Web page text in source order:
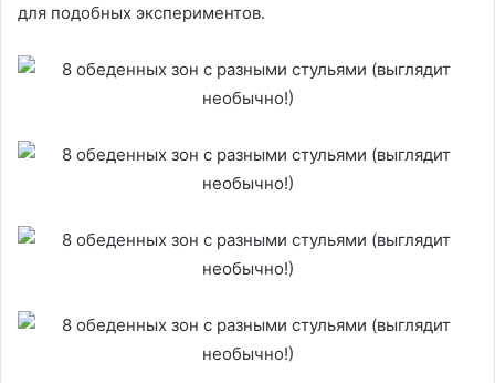
для подобных экспериментов.